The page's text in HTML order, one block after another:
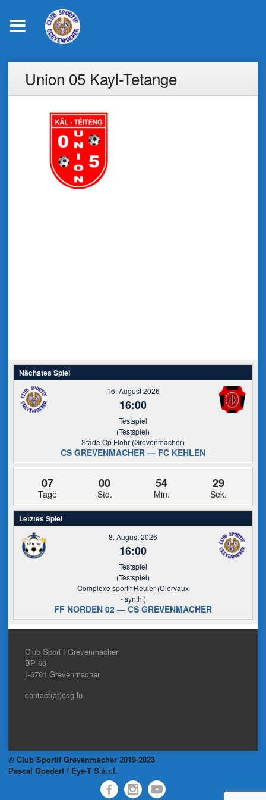
Union 05 Kayl-Tetange
Nächstes Spiel
16. August 2026
16:00
Testspiel
(Testspiel)
Stade Op Flohr (Grevenmacher)
CS GREVENMACHER — FC KEHLEN
07
Tage
00
Std.
54
Min.
29
Sek.
Letztes Spiel
8. August 2026
16:00
Testspiel
(Testspiel)
Complexe sportif Reuler (Clervaux
- synth.)
FF NORDEN 02 — CS GREVENMACHER
Club Sportif Grevenmacher
BP 60
L-6701 Grevenmacher
contact(at)csg.lu
© Club Sportif Grevenmacher 2019-2023
Pascal Goedert / Eye-T S.à.r.l.